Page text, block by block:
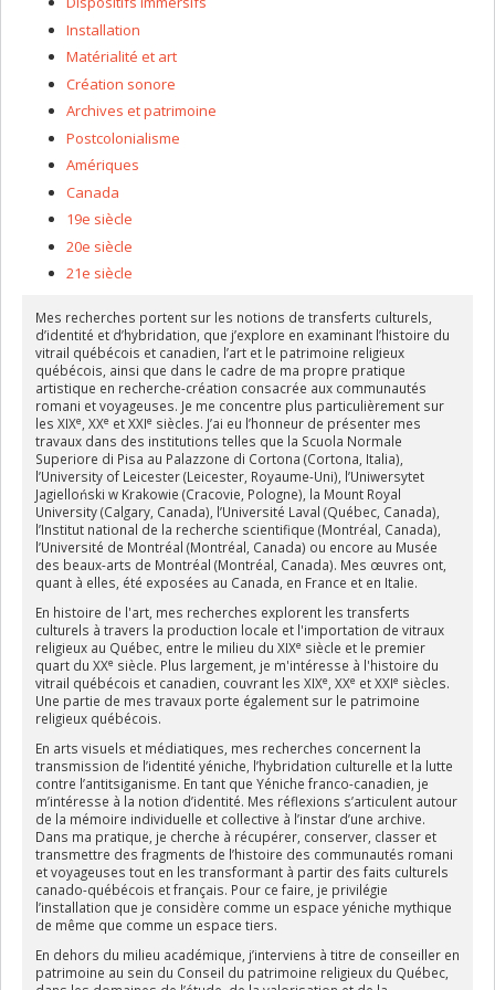
Installation
Matérialité et art
Création sonore
Archives et patrimoine
Postcolonialisme
Amériques
Canada
19e siècle
20e siècle
21e siècle
Mes recherches portent sur les notions de transferts culturels,
d’identité et d’hybridation, que j’explore en examinant l’histoire du
vitrail québécois et canadien, l’art et le patrimoine religieux
québécois, ainsi que dans le cadre de ma propre pratique
artistique en recherche-création consacrée aux communautés
romani et voyageuses. Je me concentre plus particulièrement sur
les XIXe , XXe et XXIe siècles. J’ai eu l’honneur de présenter mes
travaux dans des institutions telles que la Scuola Normale
Superiore di Pisa au Palazzone di Cortona (Cortona, Italia),
l’University of Leicester (Leicester, Royaume-Uni), l’Uniwersytet
Jagielloński w Krakowie (Cracovie, Pologne), la Mount Royal
University (Calgary, Canada), l’Université Laval (Québec, Canada),
l’Institut national de la recherche scientifique (Montréal, Canada),
l’Université de Montréal (Montréal, Canada) ou encore au Musée
des beaux-arts de Montréal (Montréal, Canada). Mes œuvres ont,
quant à elles, été exposées au Canada, en France et en Italie.
En histoire de l'art, mes recherches explorent les transferts
culturels à travers la production locale et l'importation de vitraux
religieux au Québec, entre le milieu du XIXe siècle et le premier
quart du XXe siècle. Plus largement, je m'intéresse à l'histoire du
vitrail québécois et canadien, couvrant les XIXe , XXe et XXIe siècles.
Une partie de mes travaux porte également sur le patrimoine
religieux québécois.
En arts visuels et médiatiques, mes recherches concernent la
transmission de l’identité yéniche, l’hybridation culturelle et la lutte
contre l’antitsiganisme. En tant que Yéniche franco-canadien, je
m’intéresse à la notion d’identité. Mes réflexions s’articulent autour
de la mémoire individuelle et collective à l’instar d’une archive.
Dans ma pratique, je cherche à récupérer, conserver, classer et
transmettre des fragments de l’histoire des communautés romani
et voyageuses tout en les transformant à partir des faits culturels
canado-québécois et français. Pour ce faire, je privilégie
l’installation que je considère comme un espace yéniche mythique
de même que comme un espace tiers.
En dehors du milieu académique, j’interviens à titre de conseiller en
patrimoine au sein du Conseil du patrimoine religieux du Québec,